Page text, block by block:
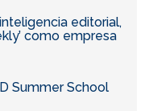
editorial,
como empresa
Summer School